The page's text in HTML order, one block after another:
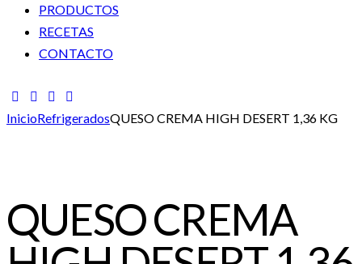
PRODUCTOS
RECETAS
CONTACTO
facebook-
1
twitter-
new
dribble-
new
instagram
InicioRefrigeradosQUESO CREMA HIGH DESERT 1,36 KG
QUESO CREMA